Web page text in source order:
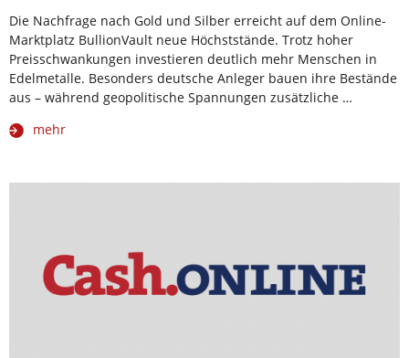
Die Nachfrage nach Gold und Silber erreicht auf dem Online-
Marktplatz BullionVault neue Höchststände. Trotz hoher
Preisschwankungen investieren deutlich mehr Menschen in
Edelmetalle. Besonders deutsche Anleger bauen ihre Bestände
aus – während geopolitische Spannungen zusätzliche …
mehr